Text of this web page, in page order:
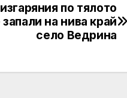
по тялото
на нива край
село Ведрина